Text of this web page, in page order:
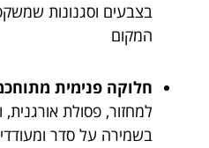
בצבעים וסגנונות
המקום
חלוקה פנימית
למחזור, פסולת אורגנית,
בשמירה על סדר